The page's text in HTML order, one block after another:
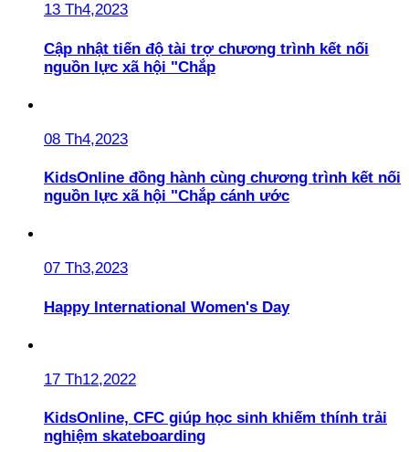
13 Th4,2023
Cập nhật tiến độ tài trợ chương trình kết nối
nguồn lực xã hội "Chắp
08 Th4,2023
KidsOnline đồng hành cùng chương trình kết nối
nguồn lực xã hội "Chắp cánh ước
07 Th3,2023
Happy International Women's Day
17 Th12,2022
KidsOnline, CFC giúp học sinh khiếm thính trải
nghiệm skateboarding